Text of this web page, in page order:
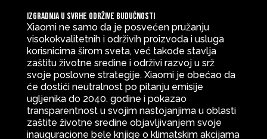
Izgradnja u svrhe održive budućnosti
Xiaomi ne samo da je posvećen pružanju
visokokvalitetnih i održivih proizvoda i usluga
korisnicima širom sveta, već takođe stavlja
zaštitu životne sredine i održivi razvoj u srž
svoje poslovne strategije. Xiaomi je obećao da
će dostići neutralnost po pitanju emisije
ugljenika do 2040. godine i pokazao
transparentnost u svojim nastojanjima u oblasti
zaštite životne sredine objavljivanjem svoje
inauguracione bele knjige o klimatskim akcijama